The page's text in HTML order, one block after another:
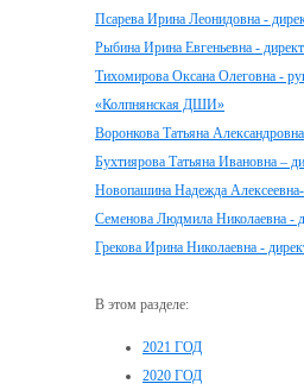
Псарева Ирина Леонидовна -
Рыбина Ирина Евгеньевна -
Тихомирова Оксана Олеговна -
«Колпнянская ДШИ»
Воронкова Татьяна
Бухтиярова Татьяна Ивановна –
Новопашина Надежда
Семенова Людмила Николаевна -
Грекова Ирина Николаевна -
В этом разделе:
2021 ГОД
2020 ГОД